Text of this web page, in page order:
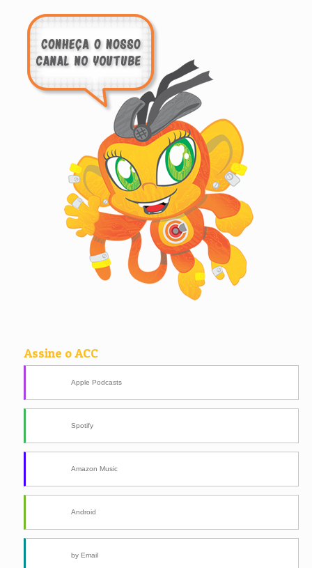
Assine o ACC
Apple Podcasts
Spotify
Amazon Music
Android
by Email